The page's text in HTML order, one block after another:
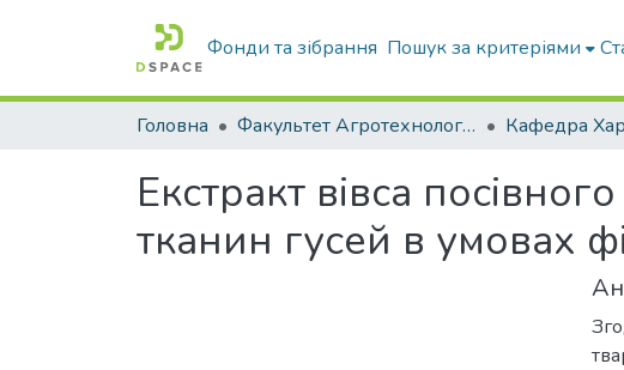
Фонди та зібрання Пошук за критеріями
Головна Факультет Агротехнологій та екології
Екстракт вівса
тканин гусей в умовах